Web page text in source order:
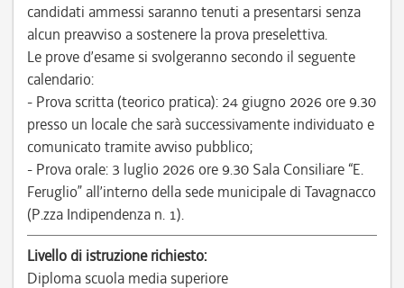
candidati ammessi saranno tenuti a presentarsi senza
alcun preavviso a sostenere la prova preselettiva.
Le prove d’esame si svolgeranno secondo il seguente
calendario:
- Prova scritta (teorico pratica): 24 giugno 2026 ore 9.30
presso un locale che sarà successivamente individuato e
comunicato tramite avviso pubblico;
- Prova orale: 3 luglio 2026 ore 9.30 Sala Consiliare “E.
Feruglio” all’interno della sede municipale di Tavagnacco
(P.zza Indipendenza n. 1).
Livello di istruzione richiesto:
Diploma scuola media superiore